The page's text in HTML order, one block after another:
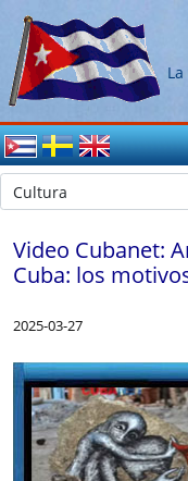
Video Cubanet:
Cuba: los
2025-03-27